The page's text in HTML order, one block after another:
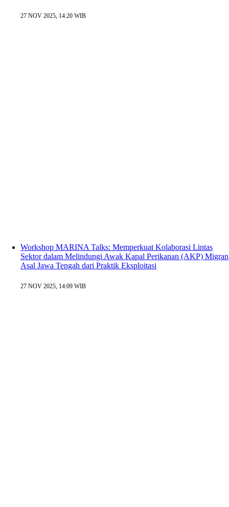
27 NOV 2025, 14:20 WIB
Workshop MARINA Talks: Memperkuat Kolaborasi Lintas
Sektor dalam Melindungi Awak Kapal Perikanan (AKP) Migran
Asal Jawa Tengah dari Praktik Eksploitasi
27 NOV 2025, 14:09 WIB